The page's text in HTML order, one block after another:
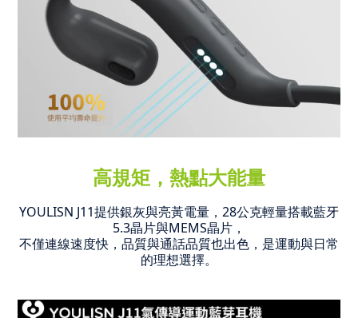
高規矩，熱點大能量
YOULISN J11提供銀灰與亮黃電量，28公克輕量搭載藍牙
5.3晶片與MEMS晶片 ，
不僅連線速度快，品質與通話品質也出色，是運動與日常
的理想選擇。